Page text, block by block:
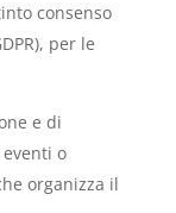
consenso
per le
e di
o
organizza il